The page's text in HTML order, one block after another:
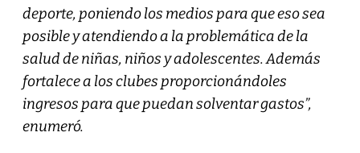
deporte, poniendo los medios para que eso sea
posible y atendiendo a la problemática de la
salud de niñas, niños y adolescentes. Además
fortalece a los clubes proporcionándoles
ingresos para que puedan solventar gastos”,
enumeró.